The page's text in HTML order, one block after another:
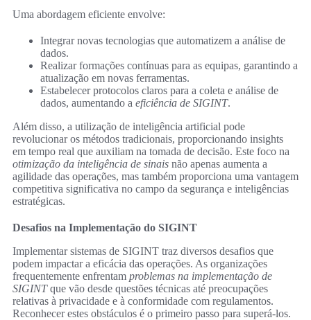
Uma abordagem eficiente envolve:
Integrar novas tecnologias que automatizem a análise de
dados.
Realizar formações contínuas para as equipas, garantindo a
atualização em novas ferramentas.
Estabelecer protocolos claros para a coleta e análise de
dados, aumentando a eficiência de SIGINT.
Além disso, a utilização de inteligência artificial pode
revolucionar os métodos tradicionais, proporcionando insights
em tempo real que auxiliam na tomada de decisão. Este foco na
otimização da inteligência de sinais não apenas aumenta a
agilidade das operações, mas também proporciona uma vantagem
competitiva significativa no campo da segurança e inteligências
estratégicas.
Desafios na Implementação do SIGINT
Implementar sistemas de SIGINT traz diversos desafios que
podem impactar a eficácia das operações. As organizações
frequentemente enfrentam problemas na implementação de
SIGINTque vão desde questões técnicas até preocupações
relativas à privacidade e à conformidade com regulamentos.
Reconhecer estes obstáculos é o primeiro passo para superá-los.